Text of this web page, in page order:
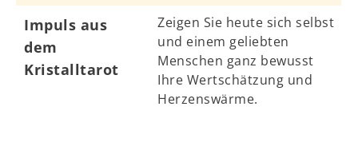
Impuls aus
dem
Kristalltarot
Zeigen Sie heute sich selbst
und einem geliebten
Menschen ganz bewusst
Ihre Wertschätzung und
Herzenswärme.